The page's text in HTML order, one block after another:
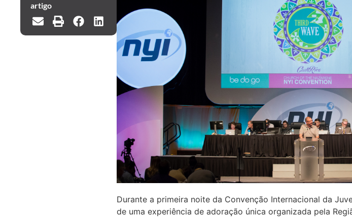
artigo
Durante a primeira noite da Convenção Internacional da
de uma experiência de adoração única organizada pela